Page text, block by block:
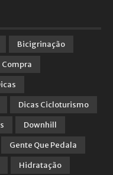
Bicigrinação
Compra
Dicas Cicloturismo
Downhill
Gente Que Pedala
Hidratação